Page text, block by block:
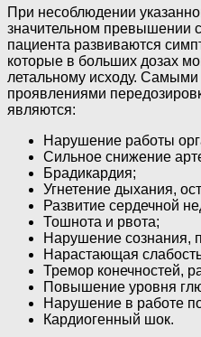
При несоблюдении
значительном превышении
пациента развиваются
которые в больших дозах
летальному исходу.
проявлениями
являются:
Нарушение работы
Сильное снижение
Брадикардия;
Угнетение дыхания,
Развитие сердечной
Тошнота и рвота;
Нарушение сознания,
Нарастающая
Тремор конечностей,
Повышение уровня
Нарушение в работе
Кардиогенный шок.